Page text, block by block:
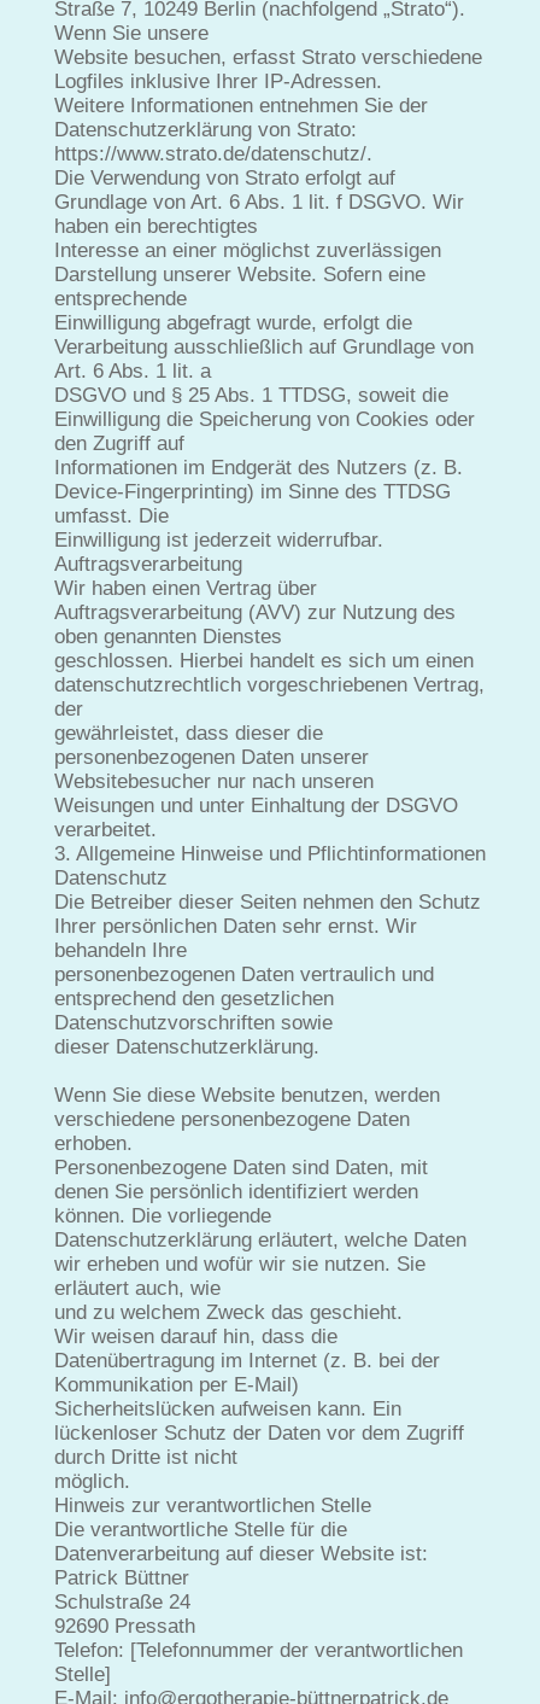
Straße 7, 10249 Berlin (nachfolgend „Strato“).
Wenn Sie unsere
Website besuchen, erfasst Strato verschiedene
Logfiles inklusive Ihrer IP-Adressen.
Weitere Informationen entnehmen Sie der
Datenschutzerklärung von Strato:
https://www.strato.de/datenschutz/.
Die Verwendung von Strato erfolgt auf
Grundlage von Art. 6 Abs. 1 lit. f DSGVO. Wir
haben ein berechtigtes
Interesse an einer möglichst zuverlässigen
Darstellung unserer Website. Sofern eine
entsprechende
Einwilligung abgefragt wurde, erfolgt die
Verarbeitung ausschließlich auf Grundlage von
Art. 6 Abs. 1 lit. a
DSGVO und § 25 Abs. 1 TTDSG, soweit die
Einwilligung die Speicherung von Cookies oder
den Zugriff auf
Informationen im Endgerät des Nutzers (z. B.
Device-Fingerprinting) im Sinne des TTDSG
umfasst. Die
Einwilligung ist jederzeit widerrufbar.
Auftragsverarbeitung
Wir haben einen Vertrag über
Auftragsverarbeitung (AVV) zur Nutzung des
oben genannten Dienstes
geschlossen. Hierbei handelt es sich um einen
datenschutzrechtlich vorgeschriebenen Vertrag,
der
gewährleistet, dass dieser die
personenbezogenen Daten unserer
Websitebesucher nur nach unseren
Weisungen und unter Einhaltung der DSGVO
verarbeitet.
3. Allgemeine Hinweise und Pflichtinformationen
Datenschutz
Die Betreiber dieser Seiten nehmen den Schutz
Ihrer persönlichen Daten sehr ernst. Wir
behandeln Ihre
personenbezogenen Daten vertraulich und
entsprechend den gesetzlichen
Datenschutzvorschriften sowie
dieser Datenschutzerklärung.
Wenn Sie diese Website benutzen, werden
verschiedene personenbezogene Daten
erhoben.
Personenbezogene Daten sind Daten, mit
denen Sie persönlich identifiziert werden
können. Die vorliegende
Datenschutzerklärung erläutert, welche Daten
wir erheben und wofür wir sie nutzen. Sie
erläutert auch, wie
und zu welchem Zweck das geschieht.
Wir weisen darauf hin, dass die
Datenübertragung im Internet (z. B. bei der
Kommunikation per E-Mail)
Sicherheitslücken aufweisen kann. Ein
lückenloser Schutz der Daten vor dem Zugriff
durch Dritte ist nicht
möglich.
Hinweis zur verantwortlichen Stelle
Die verantwortliche Stelle für die
Datenverarbeitung auf dieser Website ist:
Patrick Büttner
Schulstraße 24
92690 Pressath
Telefon: [Telefonnummer der verantwortlichen
Stelle]
E-Mail: info@ergotherapie-büttnerpatrick.de